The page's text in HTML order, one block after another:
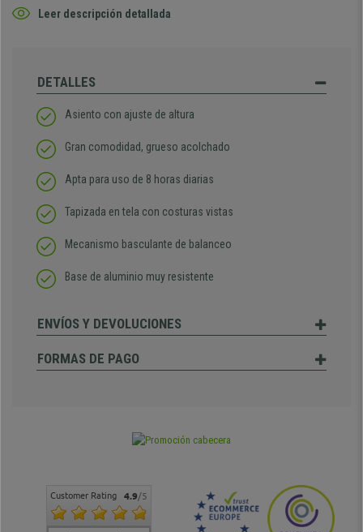
Leer descripción detallada
DETALLES
Asiento con ajuste de altura
Gran comodidad, grueso acolchado
Apta para uso de 8 horas diarias
Tapizada en tela con costuras vistas
Mecanismo basculante de balanceo
Base de aluminio muy resistente
ENVÍOS Y DEVOLUCIONES
FORMAS DE PAGO
Customer Rating 4.9/5